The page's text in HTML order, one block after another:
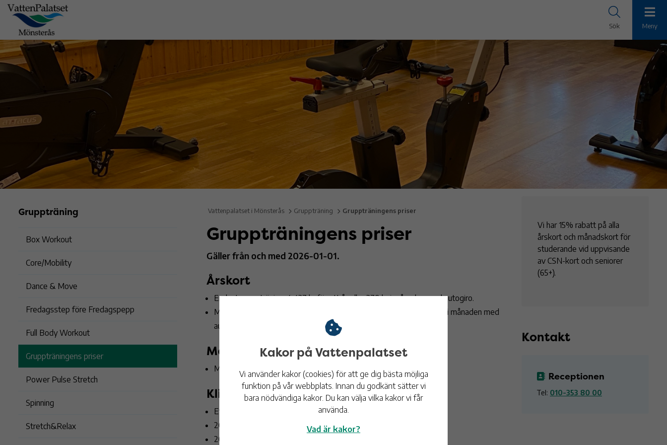
Sök Meny
Gruppträning
Box Workout
Core/Mobility
Dance & Move
Fredagsstep före Fredagspepp
Full Body Workout
Gruppträningens priser
Power Pulse Stretch
Spinning
Stretch&Relax
Vattenpalatset i Mönsterås Gruppträning Gruppträningens priser
Gruppträningens priser
Gäller från och med 2026-01-01.
Årskort
Endast gruppträning: 4 437 kr för ett år eller 370 kr i månaden med autogiro.
Multikort (gruppträning, gym och bad): 5 741 kr för ett år eller 478 kr i månaden med
autogiro.
Månadskort
Multikort (gruppträning, gym och bad): 541 kr
Klippkort
Ett pass: 116 kr
20-klipp gruppträningspass: 1 783 kr *
20-klipp H2O Träning: 1 331 kr
Vi har 15% rabatt på alla
årskort och månadskort för
studerande vid uppvisande
av CSN-kort och seniorer
(65+).
Kontakt
Receptionen
Tel: 010-353 80 00
Kakor på Vattenpalatset
Vi använder kakor (cookies) för att ge dig bästa möjliga
funktion på vår webbplats. Innan du godkänt sätter vi
bara nödvändiga kakor. Du kan välja vilka kakor vi får
använda.
Vad är kakor?